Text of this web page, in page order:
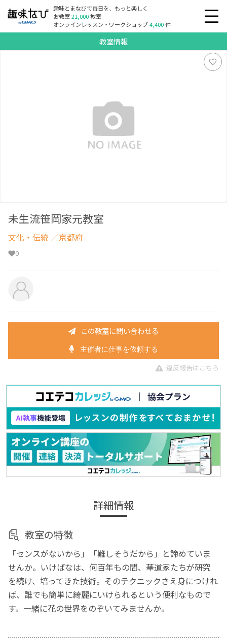
趣味とまなびで毎日を、もっと楽しく
お教室21,000教室
オンラインレッスン・ワークショップ4,400件
教室情報
未生流笹岡家元教室
文化・伝統 ／京都府
0
この教室に問い合わせる
主催者に仕事を依頼する
違反報告はこちら
詳細情報
教室の特徴
「センスがないから」「難しそうだから」と諦めていま
せんか。いけばなは、何百年もの間、華道家たちが研究
を続け、培ってきた技術。そのテクニックさえ身につけれ
ば、誰でも簡単に綺麗にいけられるという便利なもので
す。一緒に花の世界をのぞいてみませんか。